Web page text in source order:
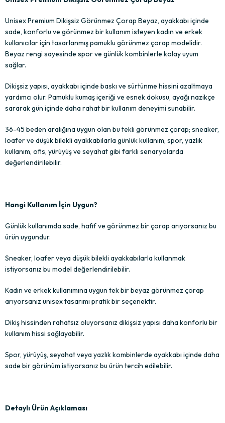
Unisex Premium Dikişsiz Görünmez Çorap Beyaz, ayakkabı içinde
sade, konforlu ve görünmez bir kullanım isteyen kadın ve erkek
kullanıcılar için tasarlanmış pamuklu görünmez çorap modelidir.
Beyaz rengi sayesinde spor ve günlük kombinlerle kolay uyum
sağlar.
Dikişsiz yapısı, ayakkabı içinde baskı ve sürtünme hissini azaltmaya
yardımcı olur. Pamuklu kumaş içeriği ve esnek dokusu, ayağı nazikçe
sararak gün içinde daha rahat bir kullanım deneyimi sunabilir.
36-45 beden aralığına uygun olan bu tekli görünmez çorap; sneaker,
loafer ve düşük bilekli ayakkabılarla günlük kullanım, spor, yazlık
kullanım, ofis, yürüyüş ve seyahat gibi farklı senaryolarda
değerlendirilebilir.
Hangi Kullanım İçin Uygun?
Günlük kullanımda sade, hafif ve görünmez bir çorap arıyorsanız bu
ürün uygundur.
Sneaker, loafer veya düşük bilekli ayakkabılarla kullanmak
istiyorsanız bu model değerlendirilebilir.
Kadın ve erkek kullanımına uygun tek bir beyaz görünmez çorap
arıyorsanız unisex tasarımı pratik bir seçenektir.
Dikiş hissinden rahatsız oluyorsanız dikişsiz yapısı daha konforlu bir
kullanım hissi sağlayabilir.
Spor, yürüyüş, seyahat veya yazlık kombinlerde ayakkabı içinde daha
sade bir görünüm istiyorsanız bu ürün tercih edilebilir.
Detaylı Ürün Açıklaması